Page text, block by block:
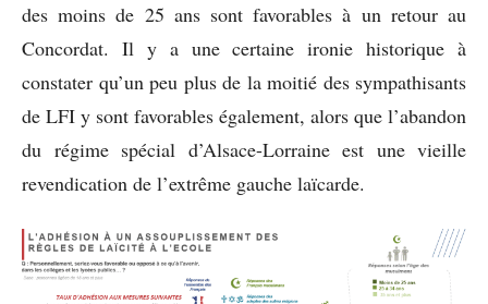
des moins de 25 ans sont favorables à un retour au
Concordat. Il y a une certaine ironie historique à
constater qu’un peu plus de la moitié des sympathisants
de LFI y sont favorables également, alors que l’abandon
du régime spécial d’Alsace-Lorraine est une vieille
revendication de l’extrême gauche laïcarde.